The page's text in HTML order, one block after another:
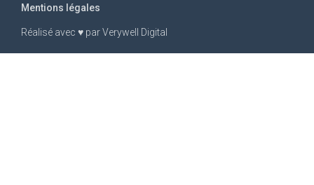
Réalisé avec ♥ parVerywell Digital
Mentions légales